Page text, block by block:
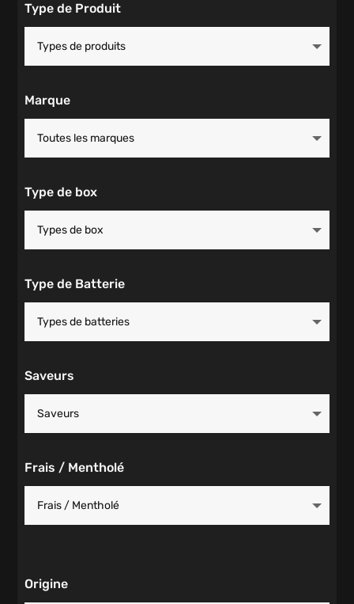
Type de Produit
Marque
Type de box
Type de Batterie
Saveurs
Frais / Mentholé
Origine